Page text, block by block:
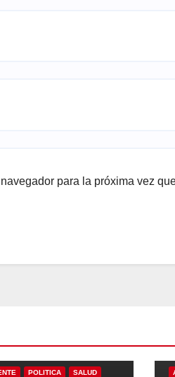
para la próxima vez
POLITICA SALUD